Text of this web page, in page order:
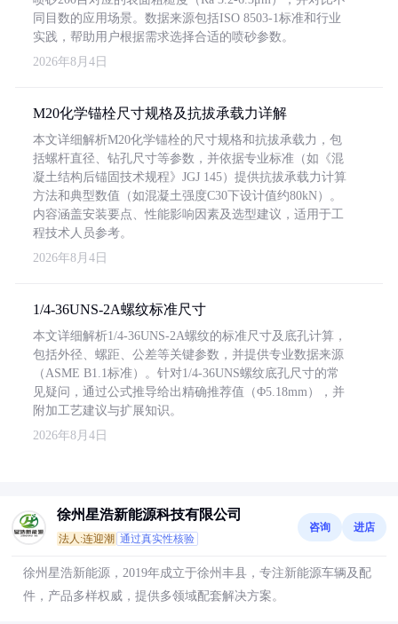
同目数的应用场景。数据来源包括ISO 8503-1标准和行业
实践，帮助用户根据需求选择合适的喷砂参数。
2026年8月4日
M20化学锚栓尺寸规格及抗拔承载力详解
本文详细解析M20化学锚栓的尺寸规格和抗拔承载力，包
括螺杆直径、钻孔尺寸等参数，并依据专业标准（如《混
凝土结构后锚固技术规程》JGJ 145）提供抗拔承载力计算
方法和典型数值（如混凝土强度C30下设计值约80kN）。
内容涵盖安装要点、性能影响因素及选型建议，适用于工
程技术人员参考。
2026年8月4日
1/4-36UNS-2A螺纹标准尺寸
本文详细解析1/4-36UNS-2A螺纹的标准尺寸及底孔计算，
包括外径、螺距、公差等关键参数，并提供专业数据来源
（ASME B1.1标准）。针对1/4-36UNS螺纹底孔尺寸的常
见疑问，通过公式推导给出精确推荐值（Φ5.18mm），并
附加工艺建议与扩展知识。
2026年8月4日
徐州星浩新能源科技有限公司
法人:连迎潮 通过真实性核验
咨询 进店
徐州星浩新能源，2019年成立于徐州丰县，专注新能源车辆及配
件，产品多样权威，提供多领域配套解决方案。